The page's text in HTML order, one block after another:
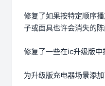
修复了如果按特定顺序
子或面具也许会消失的
修复了一些在ic升级版
为升级版充电器场景添